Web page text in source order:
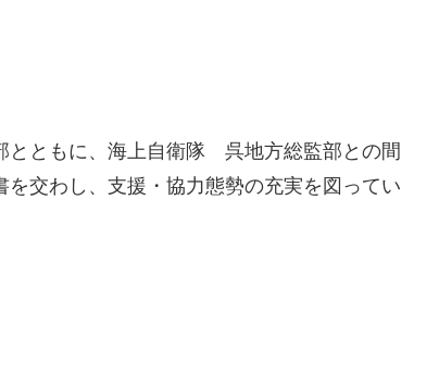
とともに、海上自衛隊 呉地方総監部との間
交わし、支援・協力態勢の充実を図ってい